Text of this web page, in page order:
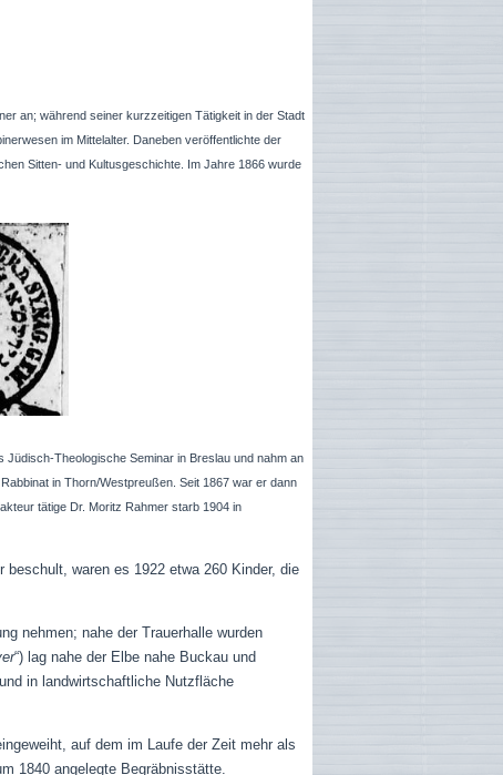
an; während seiner kurzzeitigen Tätigkeit in der Stadt
im Mittelalter. Daneben veröffentlichte der
Sitten- und Kultusgeschichte. Im Jahre 1866 wurde
Theologische Seminar in Breslau und nahm an
in Thorn/Westpreußen. Seit 1867 war er dann
tätige Dr. Moritz Rahmer starb 1904 in
beschult, waren es 1922 etwa 260 Kinder, die
nehmen; nahe der Trauerhalle wurden
“) lag nahe der Elbe nahe Buckau und
in landwirtschaftliche Nutzfläche
auf dem im Laufe der Zeit mehr als
1840 angelegte Begräbnisstätte.